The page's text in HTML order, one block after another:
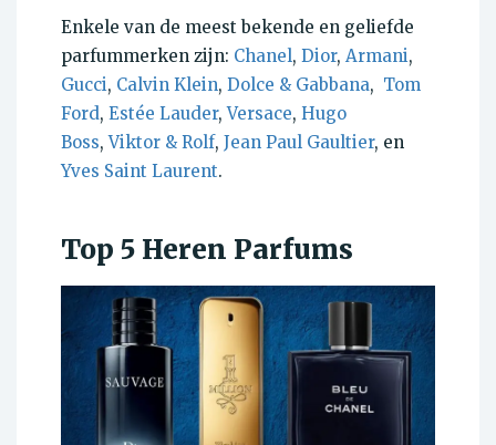
Enkele van de meest bekende en geliefde
parfummerken zijn: Chanel, Dior, Armani,
Gucci, Calvin Klein, Dolce & Gabbana, Tom
Ford, Estée Lauder,Versace, Hugo
Boss,Viktor & Rolf, Jean Paul Gaultier, en
Yves Saint Laurent.
Top 5 Heren Parfums